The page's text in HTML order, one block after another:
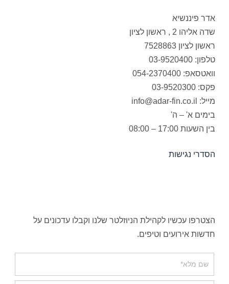
אדר פיננשיא
שדה אליהו 2 , ראשון לציון
ראשון לציון 7528863
טלפון: 03-9520400
וואטסאפ: 054-2370400
פקס: 03-9520300
מייל: info@adar-fin.co.il
בימים א' – ה'
בין השעות 17:00 – 08:00
הסדרי נגישות
הצטרפו עכשיו לקהילת הניוזלטר שלנו וקבלו עדכונים על
חדשות אירועים וטיפים.